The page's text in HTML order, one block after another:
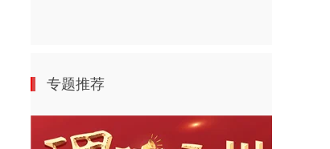
专题推荐